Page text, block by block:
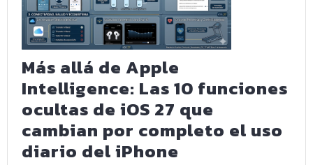
de
iPhone
y
Apple
Watch
Más allá de Apple
Intelligence: Las 10 funciones
ocultas de iOS 27 que
cambian por completo el uso
diario del iPhone